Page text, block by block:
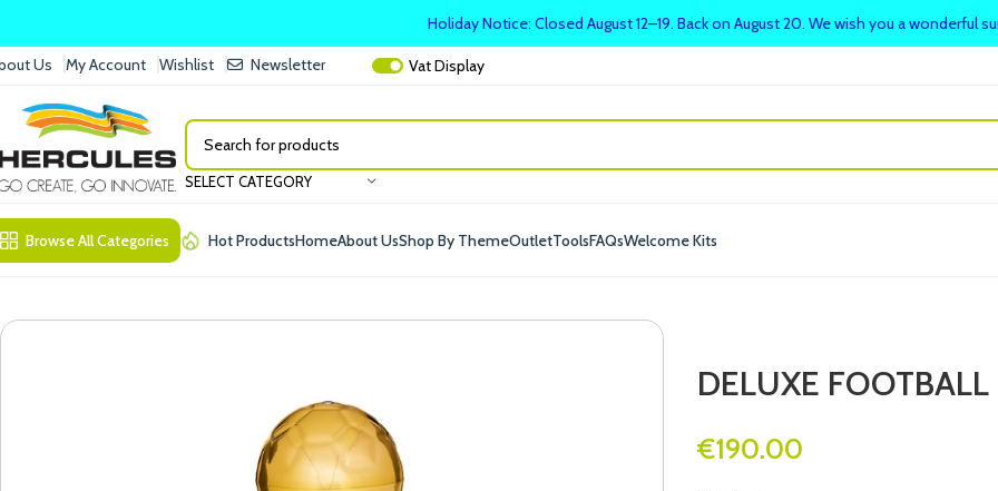
Us My Account Wishlist Newsletter VatDisplay
SELECT CATEGORY
Browse All Categories Hot ProductsHomeAbout UsShop By ThemeOutletToolsFAQsWelcome Kits
DELUXE
€190.00
Holiday Notice: Closed August 12–19. Back on August 20. We wish you a wonderful